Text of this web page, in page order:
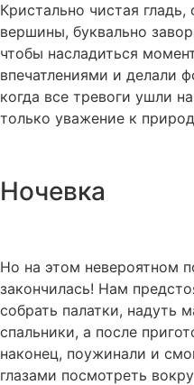
Кристально чистая
вершины, буквально
чтобы насладиться
впечатлениями и делали
когда все тревоги ушли
только уважение к
Ночевка
Но на этом невероятном
закончилась! Нам
собрать палатки, надуть
спальники, а после
наконец, поужинали и
глазами посмотреть